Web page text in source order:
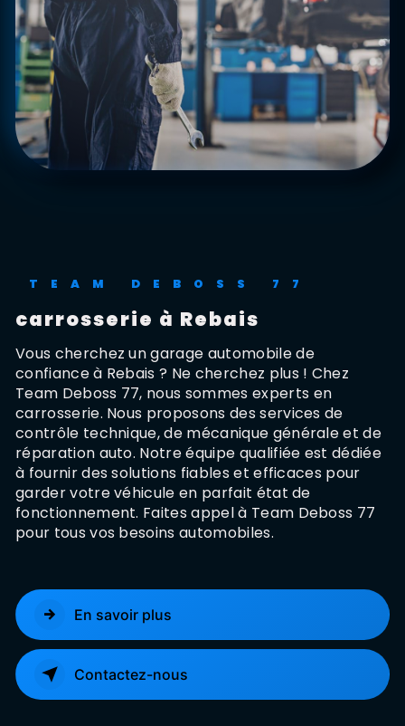
TEAM DEBOSS 77
carrosserie à Rebais
Vous cherchez un garage automobile de
confiance à Rebais ? Ne cherchez plus ! Chez
Team Deboss 77, nous sommes experts en
carrosserie. Nous proposons des services de
contrôle technique, de mécanique générale et de
réparation auto. Notre équipe qualifiée est dédiée
à fournir des solutions fiables et efficaces pour
garder votre véhicule en parfait état de
fonctionnement. Faites appel à Team Deboss 77
pour tous vos besoins automobiles.
En savoir plus
Contactez-nous